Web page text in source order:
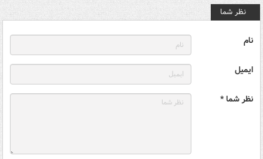
نظر شما
نام
ایمیل
نظر شما *